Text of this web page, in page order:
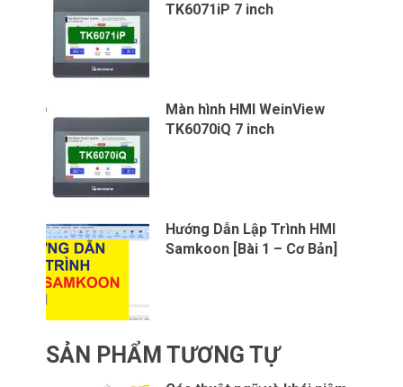
TK6071iP 7 inch
Màn hình HMI WeinView
TK6070iQ 7 inch
Hướng Dẫn Lập Trình HMI
Samkoon [Bài 1 – Cơ Bản]
SẢN PHẨM TƯƠNG TỰ